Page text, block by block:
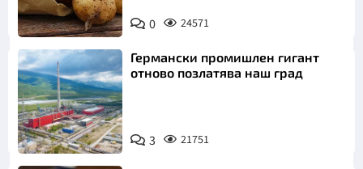
Снимка:
Пиксабей
0 24571
Германски промишлен гигант
отново позлатява наш град
3 21751